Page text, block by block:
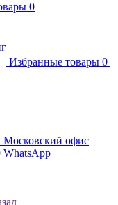
0
Избранные товары 0
Московский офис
WhatsApp